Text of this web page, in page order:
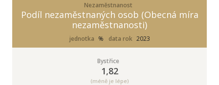
Nezaměstnanost
Podíl nezaměstnaných osob (Obecná míra
nezaměstnanosti)
jednotka % data rok 2023
Bystřice
1,82
(méně je lépe)